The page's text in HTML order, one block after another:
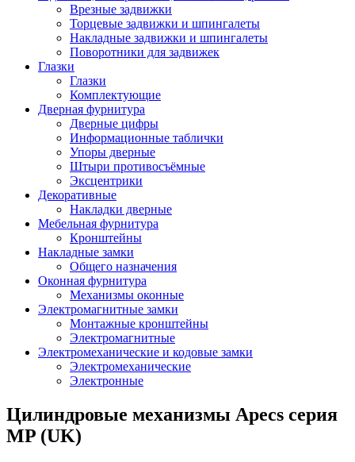
Врезные задвижки
Торцевые задвижки и шпингалеты
Накладные задвижки и шпингалеты
Поворотники для задвижек
Глазки
Глазки
Комплектующие
Дверная фурнитура
Дверные цифры
Информационные таблички
Упоры дверные
Штыри противосъёмные
Эксцентрики
Декоративные
Накладки дверные
Мебельная фурнитура
Кронштейны
Накладные замки
Общего назначения
Оконная фурнитура
Механизмы оконные
Электромагнитные замки
Монтажные кронштейны
Электромагнитные
Электромеханические и кодовые замки
Электромеханические
Электронные
Цилиндровые механизмы Apecs серия
MP (UK)